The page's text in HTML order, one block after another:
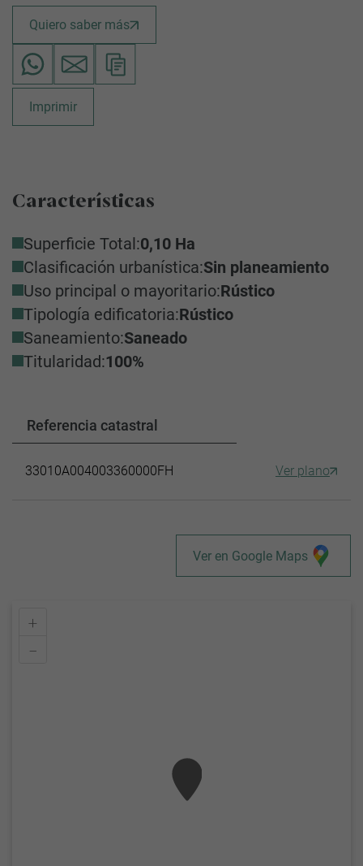
Quiero saber más
Imprimir
Características
Superficie Total:0,10 Ha
Clasificación urbanística:Sin planeamiento
Uso principal o mayoritario:Rústico
Tipología edificatoria:Rústico
Saneamiento:Saneado
Titularidad:100%
Referencia catastral
33010A004003360000FH Ver plano
Ver en Google Maps
+
–